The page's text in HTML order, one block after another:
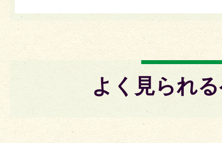
よく見られ